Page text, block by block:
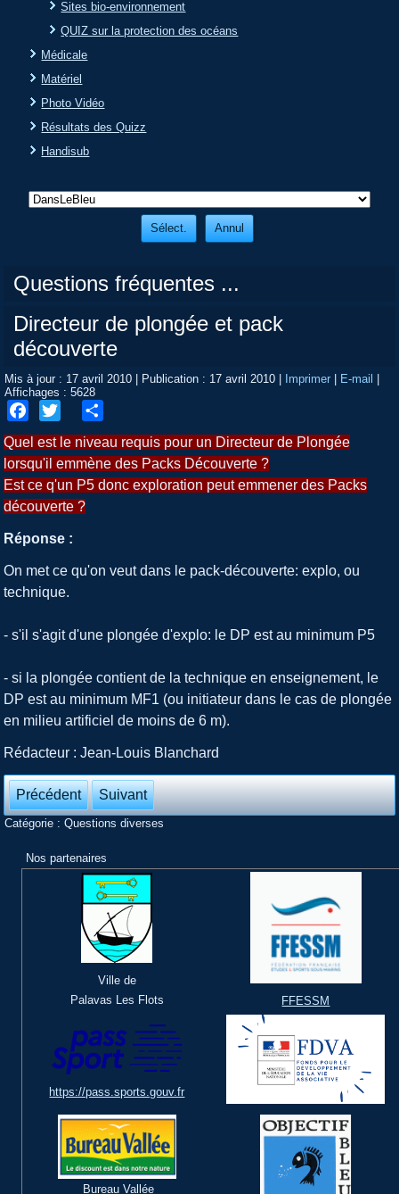
Sites bio-environnement
QUIZ sur la protection des océans
Médicale
Matériel
Photo Vidéo
Résultats des Quizz
Handisub
Questions fréquentes ...
Directeur de plongée et pack
découverte
Mis à jour : 17 avril 2010 | Publication : 17 avril 2010 | Imprimer | E-mail |
Affichages : 5628
Facebook
TwitterShare
Quel est le niveau requis pour un Directeur de Plongée
lorsqu'il emmène des Packs Découverte ?
Est ce q'un P5 donc exploration peut emmener des Packs
découverte ?
Réponse :
On met ce qu'on veut dans le pack-découverte: explo, ou
technique.
- s'il s'agit d'une plongée d'explo: le DP est au minimum P5
- si la plongée contient de la technique en enseignement, le
DP est au minimum MF1 (ou initiateur dans le cas de plongée
en milieu artificiel de moins de 6 m).
Rédacteur : Jean-Louis Blanchard
Précédent Suivant
Catégorie :Questions diverses
Nos partenaires
Ville de
Palavas Les Flots
FFESSM
https://pass.sports.gouv.fr
Bureau Vallée